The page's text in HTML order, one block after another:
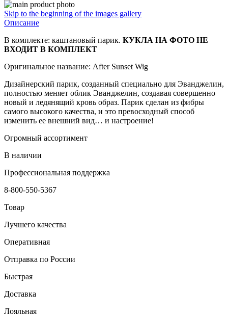
Skip to the beginning of the images gallery
Описание
В комплекте: каштановый парик. КУКЛА НА ФОТО НЕ
ВХОДИТ В КОМПЛЕКТ
Оригинальное название: After Sunset Wig
Дизайнерский парик, созданный специально для Эванджелин,
полностью меняет облик Эванджелин, создавая совершенно
новый и ледянящий кровь образ. Парик сделан из фибры
самого высокого качества, и это превосходный способ
изменить ее внешний вид… и настроение!
Огромный ассортимент
В наличии
Профессиональная поддержка
8-800-550-5367
Товар
Лучшего качества
Оперативная
Отправка по России
Быстрая
Доставка
Лояльная